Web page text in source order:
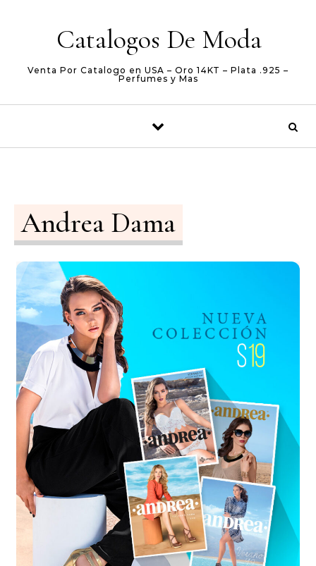
Catalogos De Moda
Venta Por Catalogo en USA – Oro 14KT – Plata .925 –
Perfumes y Mas
Andrea Dama